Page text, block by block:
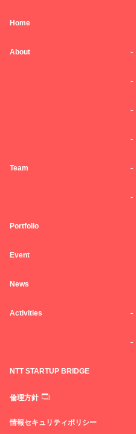
Home
About
Team
Portfolio
Event
News
Activities
NTT STARTUP BRIDGE
倫理方針
情報セキュリティポリシー